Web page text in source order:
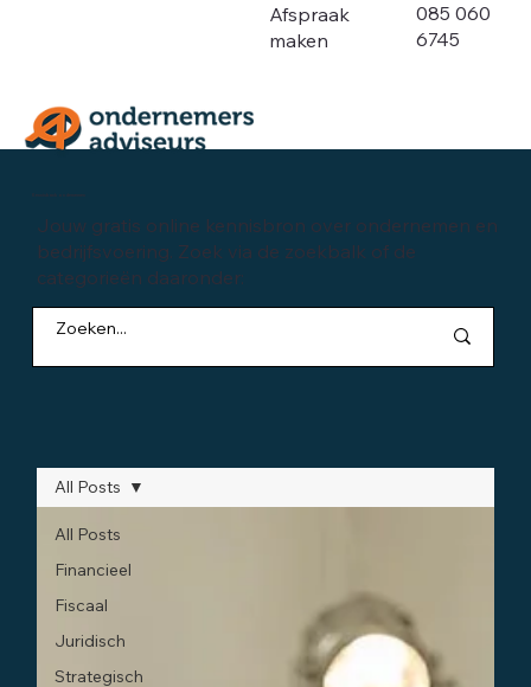
Afspraak
maken
085 060
6745
Kennisbank ondernemen
Jouw gratis online kennisbron over ondernemen en
bedrijfsvoering. Zoek via de zoekbalk of de
categorieën daaronder:
All Posts
Financieel
Fiscaal
Juridisch
Strategisch
All Posts